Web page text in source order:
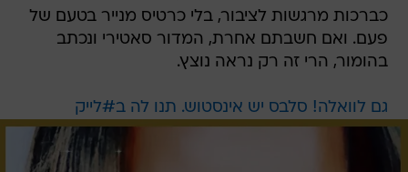
כברכות מרגשות לציבור, בלי כרטיס מנייר בטעם של
פעם. ואם חשבתם אחרת, המדור סאטירי ונכתב
בהומור, הרי זה רק נראה נוצץ.
גם לוואלה! סלבס יש אינסטוש. תנו לה ב#לייק